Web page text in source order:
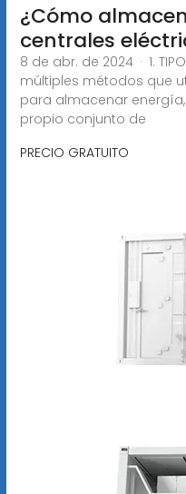
¿Cómo
centrales
8 de abr. de 2024 · 1.
múltiples métodos que
para almacenar
propio conjunto de
PRECIO GRATUITO